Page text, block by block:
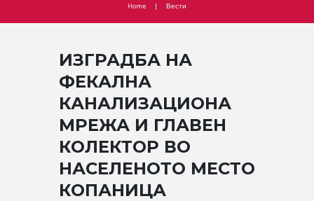
Home Вести
ИЗГРАДБА НА
ФЕКАЛНА
КАНАЛИЗАЦИОНА
МРЕЖА И ГЛАВЕН
КОЛЕКТОР ВО
НАСЕЛЕНОТО МЕСТО
КОПАНИЦА